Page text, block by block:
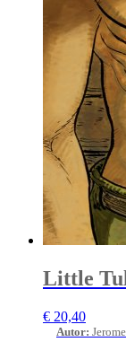
Little
€ 20,40
Autor: